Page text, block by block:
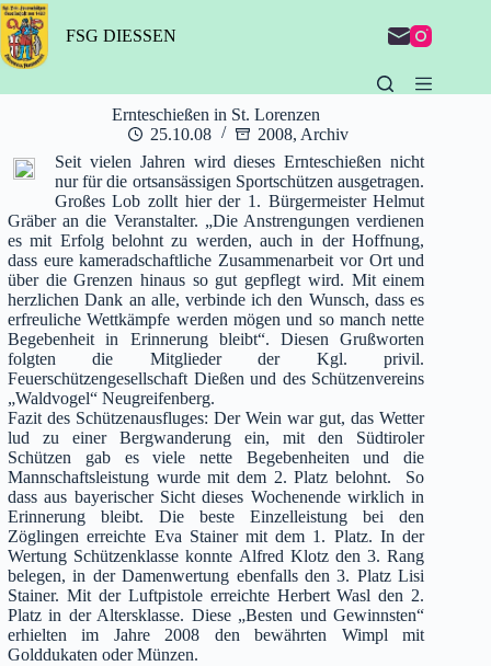
Zum
Inhalt
springen
FSG DIESSEN
Ernteschießen in St. Lorenzen
25.10.08
2008, Archiv
Seit vielen Jahren wird dieses Ernteschießen nicht
nur für die ortsansässigen Sportschützen ausgetragen.
Großes Lob zollt hier der 1. Bürgermeister Helmut
Gräber an die Veranstalter. „Die Anstrengungen verdienen
es mit Erfolg belohnt zu werden, auch in der Hoffnung,
dass eure kameradschaftliche Zusammenarbeit vor Ort und
über die Grenzen hinaus so gut gepflegt wird. Mit einem
herzlichen Dank an alle, verbinde ich den Wunsch, dass es
erfreuliche Wettkämpfe werden mögen und so manch nette
Begebenheit in Erinnerung bleibt“. Diesen Grußworten
folgten die Mitglieder der Kgl. privil.
Feuerschützengesellschaft Dießen und des Schützenvereins
„Waldvogel“ Neugreifenberg.
Fazit des Schützenausfluges: Der Wein war gut, das Wetter
lud zu einer Bergwanderung ein, mit den Südtiroler
Schützen gab es viele nette Begebenheiten und die
Mannschaftsleistung wurde mit dem 2. Platz belohnt. So
dass aus bayerischer Sicht dieses Wochenende wirklich in
Erinnerung bleibt. Die beste Einzelleistung bei den
Zöglingen erreichte Eva Stainer mit dem 1. Platz. In der
Wertung Schützenklasse konnte Alfred Klotz den 3. Rang
belegen, in der Damenwertung ebenfalls den 3. Platz Lisi
Stainer. Mit der Luftpistole erreichte Herbert Wasl den 2.
Platz in der Altersklasse. Diese „Besten und Gewinnsten“
erhielten im Jahre 2008 den bewährten Wimpl mit
Golddukaten oder Münzen.